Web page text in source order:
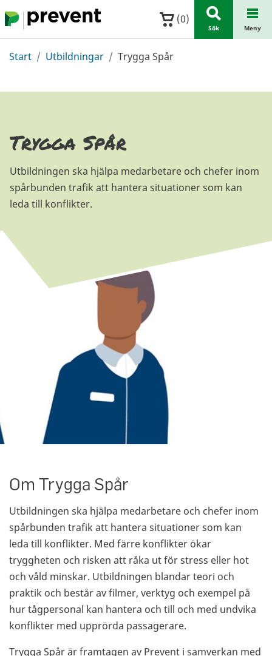
Hoppa till huvudinnehållet (0)
Sök Meny
Start Utbildningar Trygga Spår
Trygga Spår
Utbildningen ska hjälpa medarbetare och chefer inom
spårbunden trafik att hantera situationer som kan
leda till konflikter.
Om Trygga Spår
Utbildningen ska hjälpa medarbetare och chefer inom
spårbunden trafik att hantera situationer som kan
leda till konflikter. Med färre konflikter ökar
tryggheten och risken att råka ut för stress eller hot
och våld minskar. Utbildningen blandar teori och
praktik och består av filmer, verktyg och exempel på
hur tågpersonal kan hantera och till och med undvika
konflikter med upprörda passagerare.
Trygga Spår är framtagen av Prevent i samverkan med